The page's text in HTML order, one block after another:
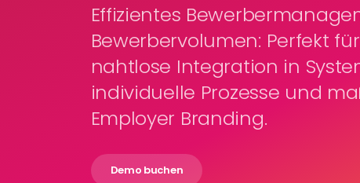
Effizientes
Bewerbervolumen: Perfekt
nahtlose Integration in
individuelle Prozesse und
Employer Branding.
Demo buchen